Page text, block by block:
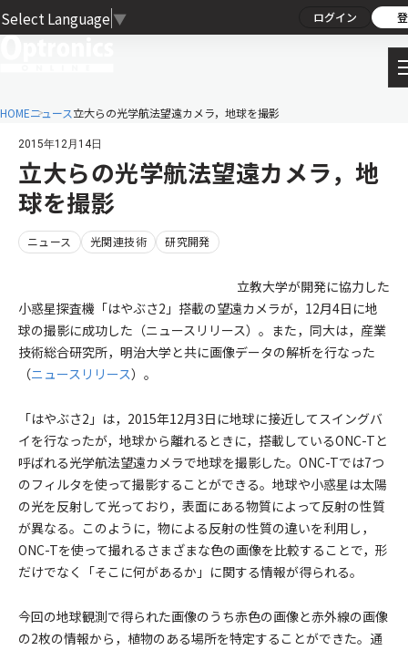
Select Language ▼ ログイン
HOMEニュース立大らの光学航法望遠カメラ，地球を撮影
2015年12月14日
立大らの光学航法望遠カメラ，地
球を撮影
ニュース 光関連技術 研究開発
立教大学が開発に協力した
小惑星探査機「はやぶさ2」搭載の望遠カメラが，12月4日に地
球の撮影に成功した（ニュースリリース）。また，同大は，産業
技術総合研究所，明治大学と共に画像データの解析を行なった
（ニュースリリース）。
「はやぶさ2」は，2015年12月3日に地球に接近してスイングバ
イを行なったが，地球から離れるときに，搭載しているONC-Tと
呼ばれる光学航法望遠カメラで地球を撮影した。ONC-Tでは7つ
のフィルタを使って撮影することができる。地球や小惑星は太陽
の光を反射して光っており，表面にある物質によって反射の性質
が異なる。このように，物による反射の性質の違いを利用し，
ONC-Tを使って撮れるさまざまな色の画像を比較することで，形
だけでなく「そこに何があるか」に関する情報が得られる。
今回の地球観測で得られた画像のうち赤色の画像と赤外線の画像
の2枚の情報から，植物のある場所を特定することができた。通